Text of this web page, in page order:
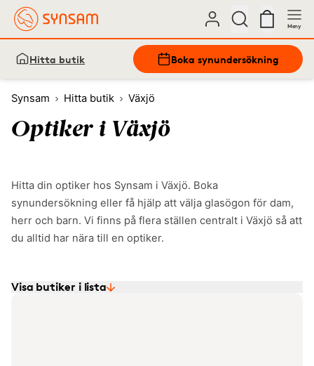
Meny
Hitta butik Boka synundersökning
Synsam Hitta butik Växjö
Optiker i Växjö
Hitta din optiker hos Synsam i Växjö. Boka
synundersökning eller få hjälp att välja glasögon för dam,
herr och barn. Vi finns på flera ställen centralt i Växjö så att
du alltid har nära till en optiker.
Visa butiker i lista